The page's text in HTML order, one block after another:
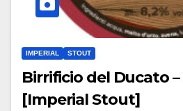
IMPERIAL STOUT
Birrificio del Ducato –
[Imperial Stout]